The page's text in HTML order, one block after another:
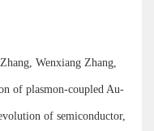
Wenxiang Zhang,
of plasmon-coupled Au-
of semiconductor,